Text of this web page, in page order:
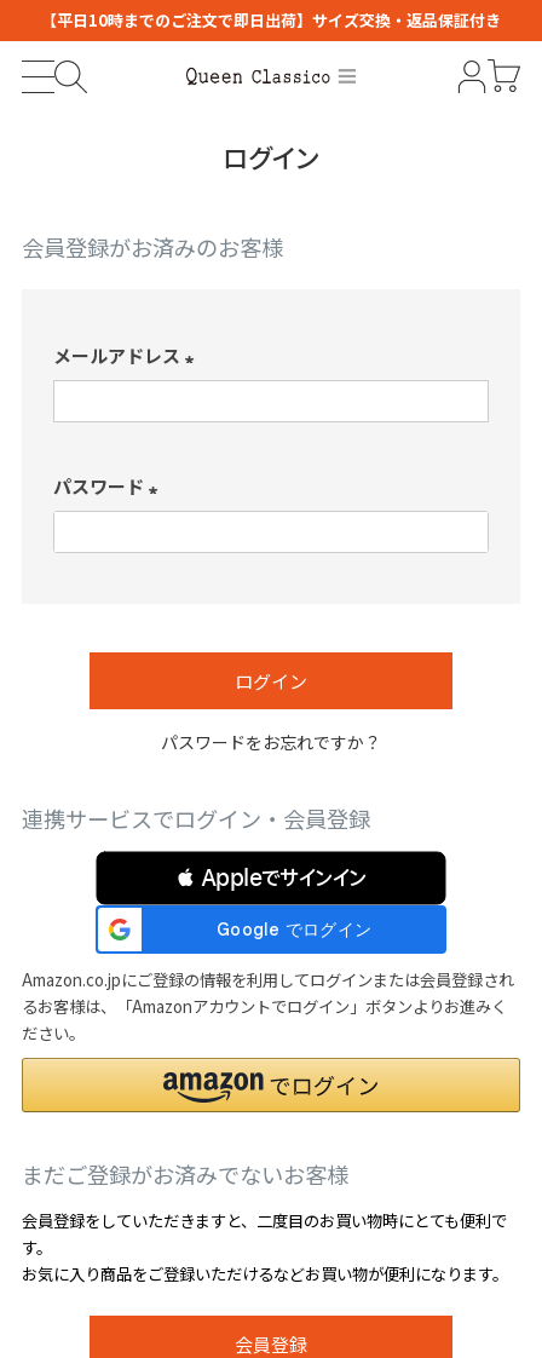
【平日10時までのご注文で即日出荷】サイズ交換・返品保証付き
ログイン
会員登録がお済みのお客様
メールアドレス
必
パスワード
必
ログイン
パスワードをお忘れですか？
連携サービスでログイン・会員登録
 Appleでサインイン
Amazon.co.jpにご登録の情報を利用してログインまたは会員登録され
るお客様は、「Amazonアカウントでログイン」ボタンよりお進みく
ださい。
まだご登録がお済みでないお客様
会員登録をしていただきますと、二度目のお買い物時にとても便利で
す。
お気に入り商品をご登録いただけるなどお買い物が便利になります。
会員登録